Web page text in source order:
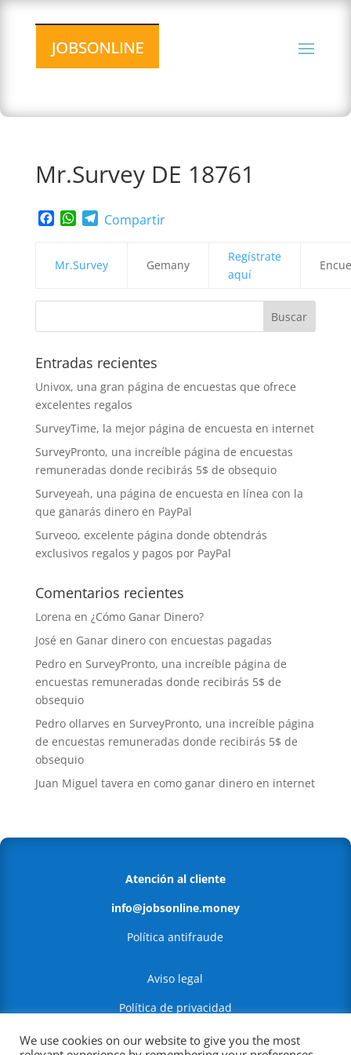
Mr.Survey DE 18761
Facebook
WhatsApp
Telegram
Compartir
Mr.Survey Gemany
Regístrate
aquí
Entradas recientes
Univox, una gran página de encuestas que ofrece
excelentes regalos
SurveyTime, la mejor página de encuesta en internet
SurveyPronto, una increíble página de encuestas
remuneradas donde recibirás 5$ de obsequio
Surveyeah, una página de encuesta en línea con la
que ganarás dinero en PayPal
Surveoo, excelente página donde obtendrás
exclusivos regalos y pagos por PayPal
Comentarios recientes
Lorena en ¿Cómo Ganar Dinero?
José en Ganar dinero con encuestas pagadas
Pedroen SurveyPronto, una increíble página de
encuestas remuneradas donde recibirás 5$ de
obsequio
Pedro ollarves en SurveyPronto, una increíble página
de encuestas remuneradas donde recibirás 5$ de
obsequio
Juan Miguel tavera en como ganar dinero en internet
Atención al cliente
info@jobsonline.money
Política antifraude
Aviso legal
Política de privacidad
Política de Cookies
We use cookies on our website to give you the most